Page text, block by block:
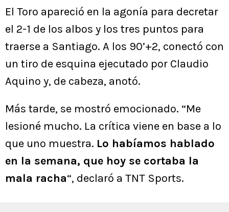
El Toro apareció en la agonía para decretar
el 2-1 de los albos y los tres puntos para
traerse a Santiago. A los 90’+2, conectó con
un tiro de esquina ejecutado por Claudio
Aquino y, de cabeza, anotó.
Más tarde, se mostró emocionado. “Me
lesioné mucho. La crítica viene en base a lo
que uno muestra. Lo habíamos hablado
en la semana, que hoy se cortaba la
mala racha“, declaró a TNT Sports.